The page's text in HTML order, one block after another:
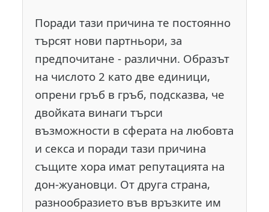
Поради тази причина те постоянно
търсят нови партньори, за
предпочитане - различни. Образът
на числото 2 като две единици,
опрени гръб в гръб, подсказва, че
двойката винаги търси
възможности в сферата на любовта
и секса и поради тази причина
същите хора имат репутацията на
дон-жуановци. От друга страна,
разнообразието във връзките им